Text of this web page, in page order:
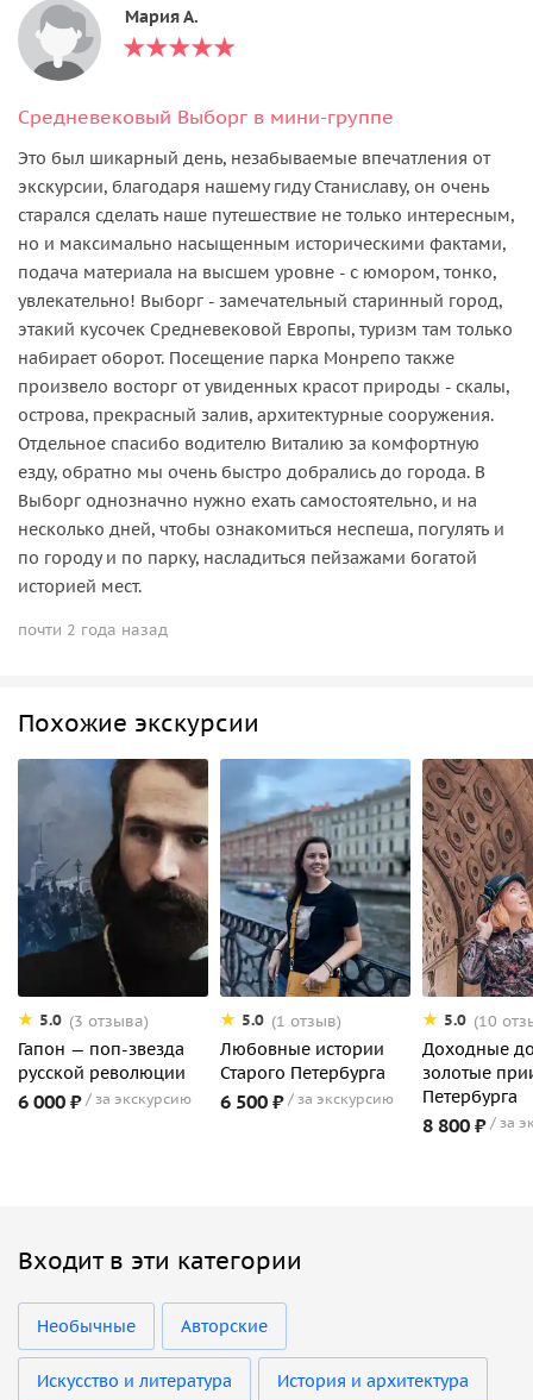
Мария А.
Cредневековый Выборг в мини-группе
Это был шикарный день, незабываемые впечатления от
экскурсии, благодаря нашему гиду Станиславу, он очень
старался сделать наше путешествие не только интересным,
но и максимально насыщенным историческими фактами,
подача материала на высшем уровне - с юмором, тонко,
увлекательно! Выборг - замечательный старинный город,
этакий кусочек Средневековой Европы, туризм там только
набирает оборот. Посещение парка Монрепо также
произвело восторг от увиденных красот природы - скалы,
острова, прекрасный залив, архитектурные сооружения.
Отдельное спасибо водителю Виталию за комфортную
езду, обратно мы очень быстро добрались до города. В
Выборг однозначно нужно ехать самостоятельно, и на
несколько дней, чтобы ознакомиться неспеша, погулять и
по городу и по парку, насладиться пейзажами богатой
историей мест.
почти 2 года назад
Похожие экскурсии
5.0 (3 отзыва)
Гапон — поп-звезда
русской революции
6 000 ₽ за экскурсию
5.0 (1 отзыв)
Любовные истории
Старого Петербурга
6 500 ₽ за экскурсию
5.0 (10
Доходные
золотые
Петербурга
8 800 ₽ за
Входит в эти категории
Необычные Авторские
Искусство и литература История и архитектура